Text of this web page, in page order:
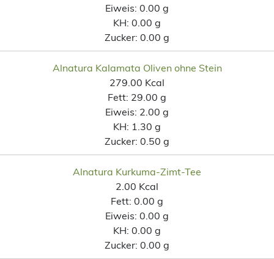
Eiweis: 0.00 g
KH: 0.00 g
Zucker: 0.00 g
Alnatura Kalamata Oliven ohne Stein
279.00 Kcal
Fett: 29.00 g
Eiweis: 2.00 g
KH: 1.30 g
Zucker: 0.50 g
Alnatura Kurkuma-Zimt-Tee
2.00 Kcal
Fett: 0.00 g
Eiweis: 0.00 g
KH: 0.00 g
Zucker: 0.00 g